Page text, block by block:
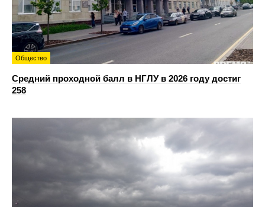
Общество
Средний проходной балл в НГЛУ в 2026 году достиг
258